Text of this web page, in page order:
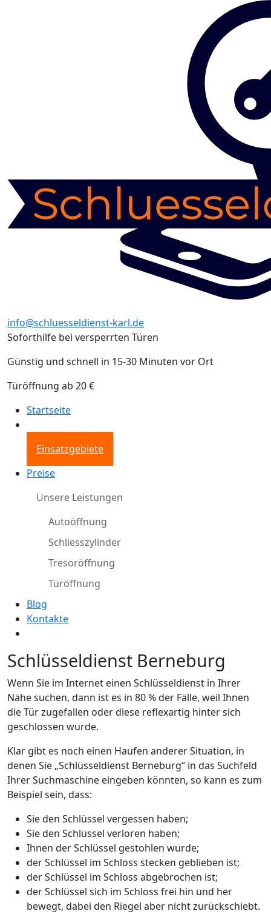
info@schluesseldienst-karl.de
Soforthilfe bei versperrten Türen
Günstig und schnell in 15-30 Minuten vor Ort
Türöffnung ab 20 €
Startseite
Einsatzgebiete
Preise
Unsere Leistungen
Autoöffnung
Schliesszylinder
Tresoröffnung
Türöffnung
Blog
Kontakte
Schlüsseldienst Berneburg
Wenn Sie im Internet einen Schlüsseldienst in Ihrer
Nähe suchen, dann ist es in 80 % der Fälle, weil Ihnen
die Tür zugefallen oder diese reflexartig hinter sich
geschlossen wurde.
Klar gibt es noch einen Haufen anderer Situation, in
denen Sie „Schlüsseldienst Berneburg“ in das Suchfeld
Ihrer Suchmaschine eingeben könnten, so kann es zum
Beispiel sein, dass:
Sie den Schlüssel vergessen haben;
Sie den Schlüssel verloren haben;
Ihnen der Schlüssel gestohlen wurde;
der Schlüssel im Schloss stecken geblieben ist;
der Schlüssel im Schloss abgebrochen ist;
der Schlüssel sich im Schloss frei hin und her
bewegt, dabei den Riegel aber nicht zurückschiebt.